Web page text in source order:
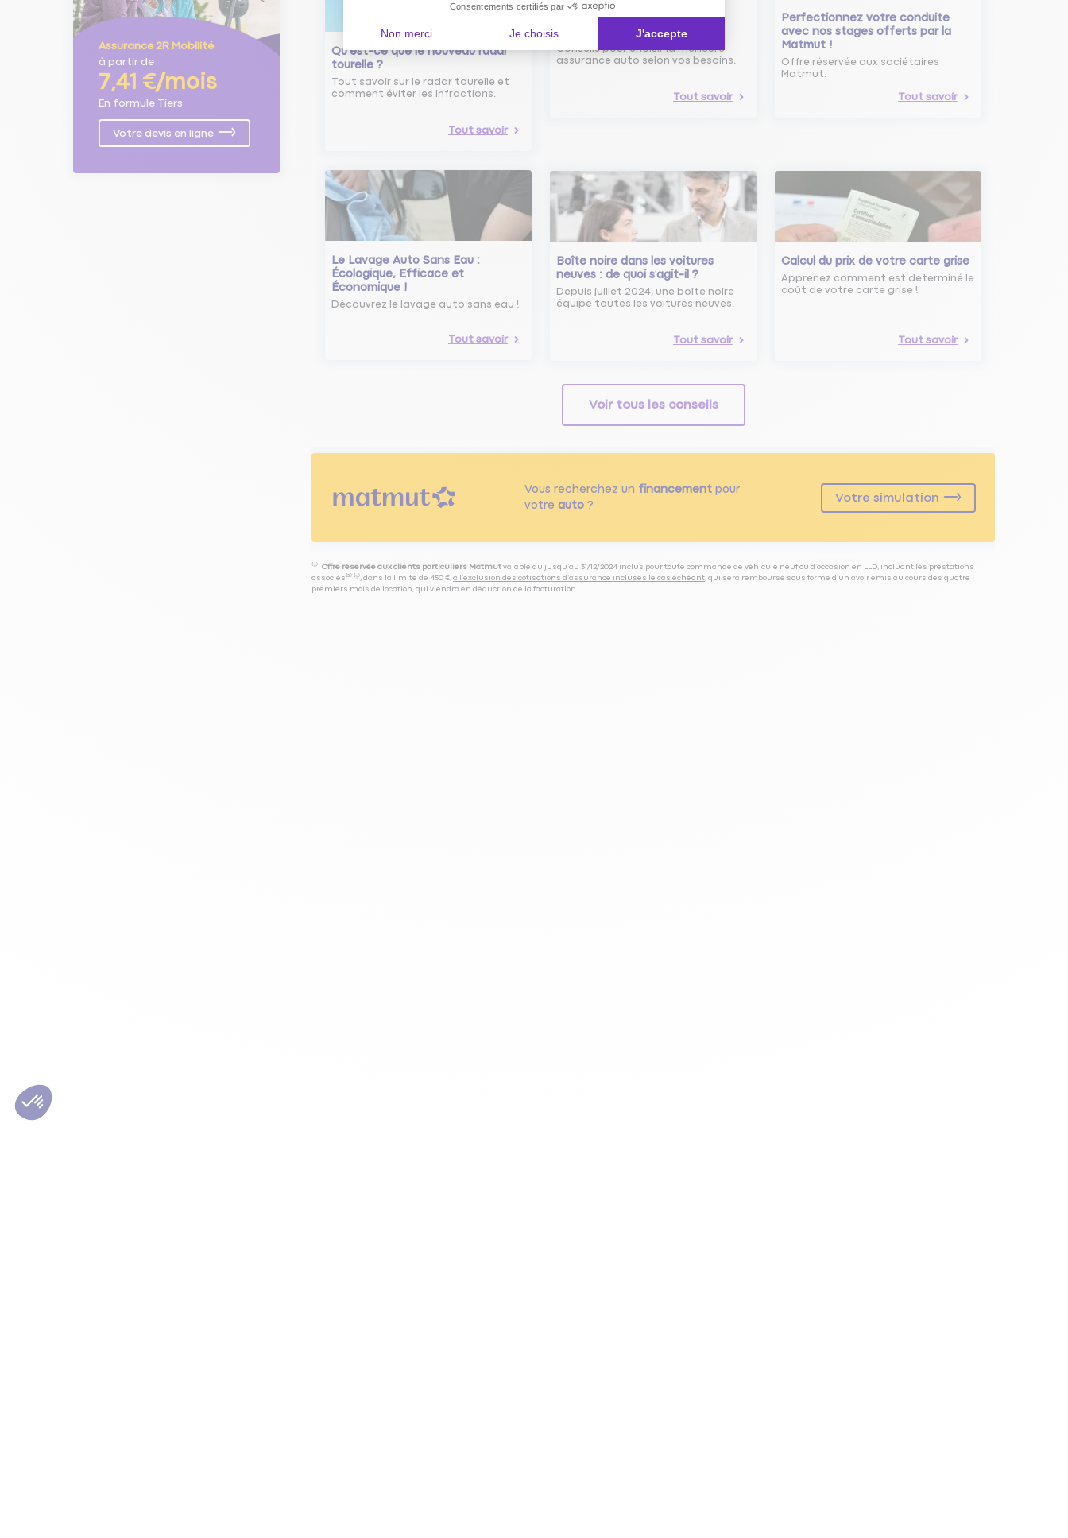
Assurance 2R Mobilité
à partir de
7,41 €/mois
En formule Tiers
Votre devis en ligne
Qu'est-ce que le nouveau radar
tourelle ?
Tout savoir sur le radar tourelle et
comment éviter les infractions.
Tout savoir
Comment bien choisir son
assurance auto ?
Conseils pour choisir la meilleure
assurance auto selon vos besoins.
Tout savoir
Perfectionnez votre conduite
avec nos stages offerts par la
Matmut !
Offre réservée aux sociétaires
Matmut.
Tout savoir
Le Lavage Auto Sans Eau :
Écologique, Efficace et
Économique !
Découvrez le lavage auto sans eau !
Tout savoir
Boîte noire dans les voitures
neuves : de quoi s’agit-il ?
Depuis juillet 2024, une boîte noire
équipe toutes les voitures neuves.
Tout savoir
Calcul du prix de votre carte grise
Apprenez comment est determiné le
coût de votre carte grise !
Tout savoir
Voir tous les conseils
Vous recherchez un financementpour
votre auto?
Votre simulation
⁽⁴⁾| Offre réservée aux clients particuliers Matmut valable du jusqu’au 31/12/2024 inclus pour toute commande de véhicule neuf ou d’occasion en LLD, incluant les prestations
associés⁽³⁾ ⁽⁵⁾, dans la limite de 450 €, à l’exclusion des cotisations d’assurance incluses le cas échéant, qui sera remboursé sous forme d’un avoir émis au cours des quatre
premiers mois de location, qui viendra en déduction de la facturation.
Consentements certifiés par
Non merci Je choisis J'accepte